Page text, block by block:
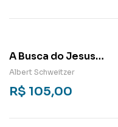
A Busca do Jesus
Histórico
Albert Schweitzer
R$ 105,00